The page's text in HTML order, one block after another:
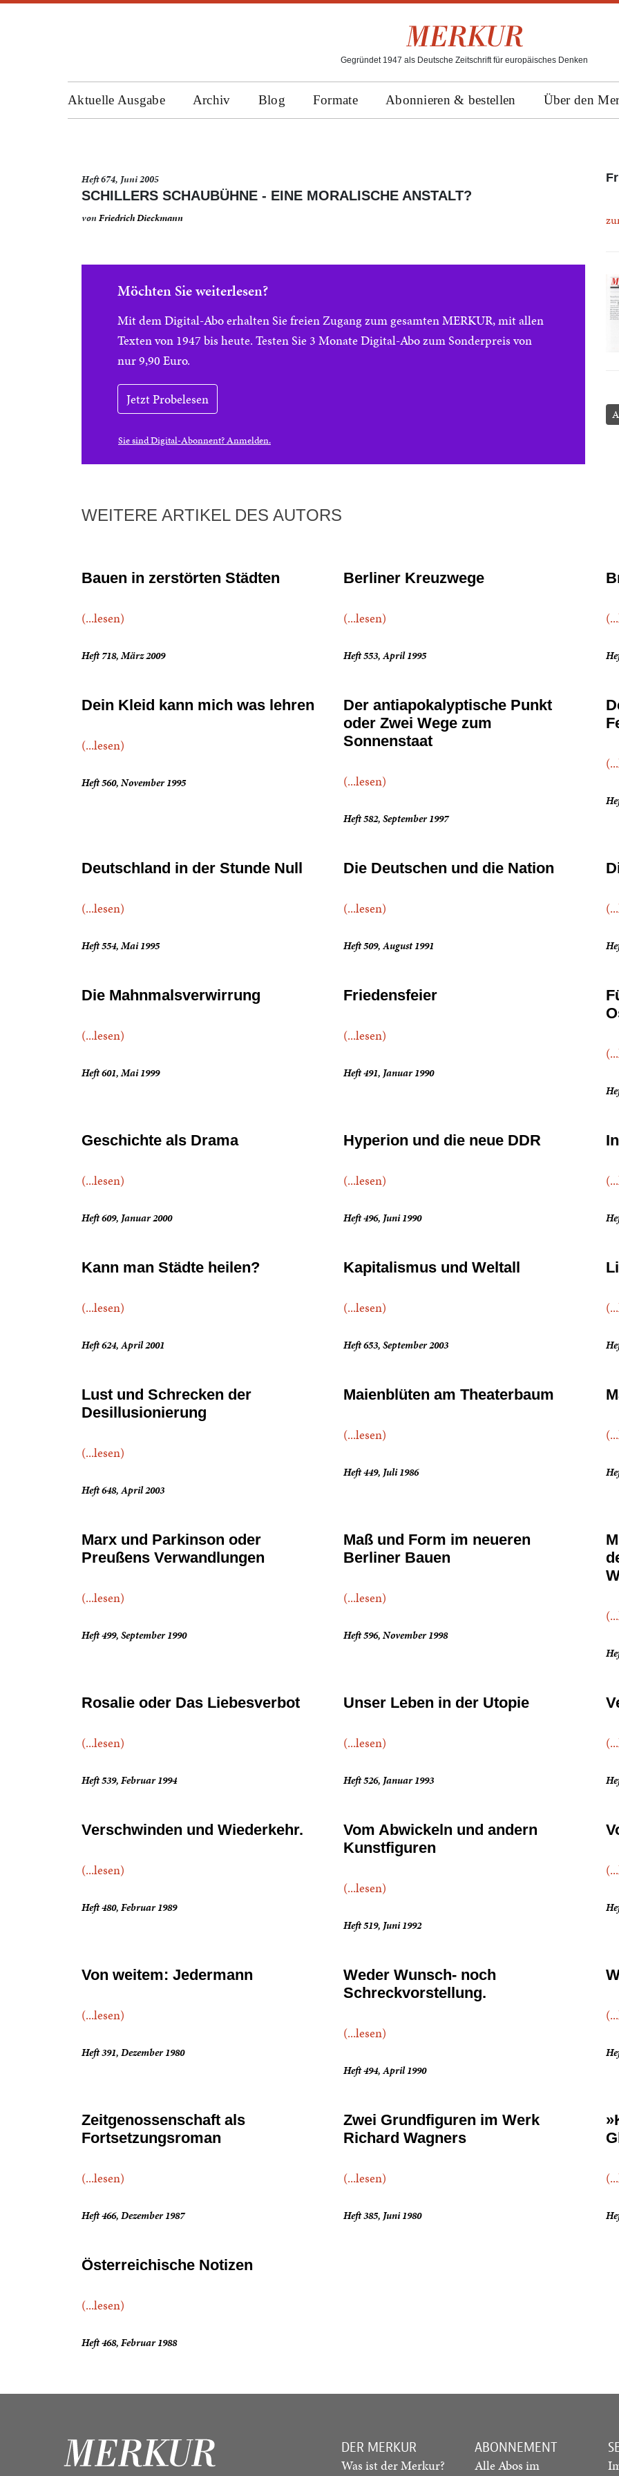
Gegründet 1947 als Deutsche Zeitschrift für europäisches Denken
Aktuelle Ausgabe Archiv Blog Formate Abonnieren & bestellen Über den
Heft 674, Juni 2005
SCHILLERS SCHAUBÜHNE - EINE MORALISCHE ANSTALT?
vonFriedrich Dieckmann
Möchten Sie weiterlesen?
Mit dem Digital-Abo erhalten Sie freien Zugang zum gesamten MERKUR, mit allen
Texten von 1947 bis heute. Testen Sie 3 Monate Digital-Abo zum Sonderpreis von
nur 9,90 Euro.
Jetzt Probelesen
Sie sind Digital-Abonnent? Anmelden.
WEITERE ARTIKEL DES AUTORS
Bauen in zerstörten Städten
(...lesen)
Heft 718, März 2009
Berliner Kreuzwege
(...lesen)
Heft 553, April 1995
Dein Kleid kann mich was lehren
(...lesen)
Heft 560, November 1995
Der antiapokalyptische Punkt
oder Zwei Wege zum
Sonnenstaat
(...lesen)
Heft 582, September 1997
Deutschland in der Stunde Null
(...lesen)
Heft 554, Mai 1995
Die Deutschen und die Nation
(...lesen)
Heft 509, August 1991
Die Mahnmalsverwirrung
(...lesen)
Heft 601, Mai 1999
Friedensfeier
(...lesen)
Heft 491, Januar 1990
Geschichte als Drama
(...lesen)
Heft 609, Januar 2000
Hyperion und die neue DDR
(...lesen)
Heft 496, Juni 1990
Kann man Städte heilen?
(...lesen)
Heft 624, April 2001
Kapitalismus und Weltall
(...lesen)
Heft 653, September 2003
Lust und Schrecken der
Desillusionierung
(...lesen)
Heft 648, April 2003
Maienblüten am Theaterbaum
(...lesen)
Heft 449, Juli 1986
Marx und Parkinson oder
Preußens Verwandlungen
(...lesen)
Heft 499, September 1990
Maß und Form im neueren
Berliner Bauen
(...lesen)
Heft 596, November 1998
Rosalie oder Das Liebesverbot
(...lesen)
Heft 539, Februar 1994
Unser Leben in der Utopie
(...lesen)
Heft 526, Januar 1993
Verschwinden und Wiederkehr.
(...lesen)
Heft 480, Februar 1989
Vom Abwickeln und andern
Kunstfiguren
(...lesen)
Heft 519, Juni 1992
Von weitem: Jedermann
(...lesen)
Heft 391, Dezember 1980
Weder Wunsch- noch
Schreckvorstellung.
(...lesen)
Heft 494, April 1990
Zeitgenossenschaft als
Fortsetzungsroman
(...lesen)
Heft 466, Dezember 1987
Zwei Grundfiguren im Werk
Richard Wagners
(...lesen)
Heft 385, Juni 1980
Österreichische Notizen
(...lesen)
Heft 468, Februar 1988
DER MERKUR
Was ist der Merkur?
ABONNEMENT
Alle Abos im